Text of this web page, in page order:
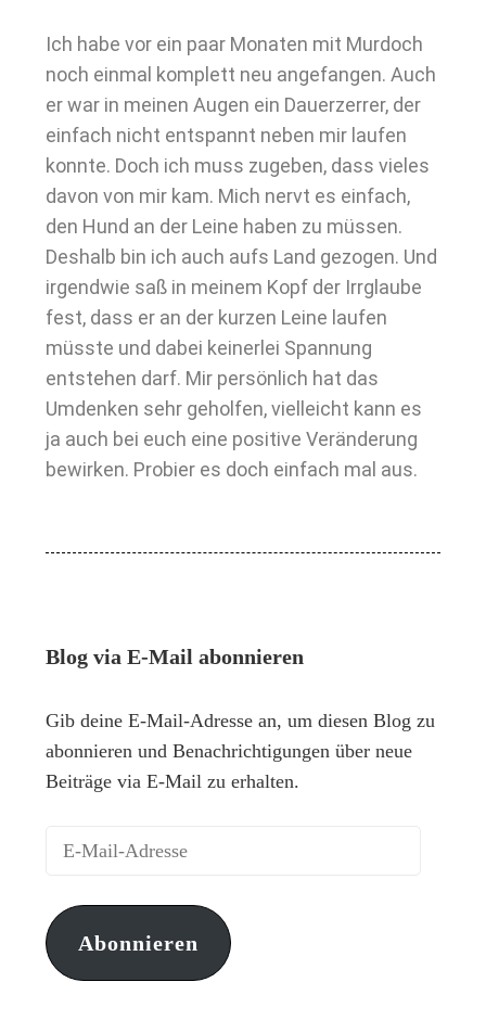
Ich habe vor ein paar Monaten mit Murdoch
noch einmal komplett neu angefangen. Auch
er war in meinen Augen ein Dauerzerrer, der
einfach nicht entspannt neben mir laufen
konnte. Doch ich muss zugeben, dass vieles
davon von mir kam. Mich nervt es einfach,
den Hund an der Leine haben zu müssen.
Deshalb bin ich auch aufs Land gezogen. Und
irgendwie saß in meinem Kopf der Irrglaube
fest, dass er an der kurzen Leine laufen
müsste und dabei keinerlei Spannung
entstehen darf. Mir persönlich hat das
Umdenken sehr geholfen, vielleicht kann es
ja auch bei euch eine positive Veränderung
bewirken. Probier es doch einfach mal aus.
Blog via E-Mail abonnieren
Gib deine E-Mail-Adresse an, um diesen Blog zu
abonnieren und Benachrichtigungen über neue
Beiträge via E-Mail zu erhalten.
Abonnieren